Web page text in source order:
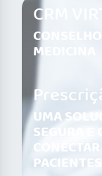
CRM
CONSELHO
MEDICINA
UMA
SEGURA E